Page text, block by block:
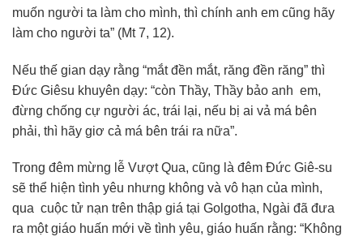
muốn người ta làm cho mình, thì chính anh em cũng hãy
làm cho người ta” (Mt 7, 12).
Nếu thế gian dạy rằng “mắt đền mắt, răng đền răng” thì
Đức Giêsu khuyên dạy: “còn Thầy, Thầy bảo anh em,
đừng chống cự người ác, trái lại, nếu bị ai vả má bên
phải, thì hãy giơ cả má bên trái ra nữa”.
Trong đêm mừng lễ Vượt Qua, cũng là đêm Đức Giê-su
sẽ thể hiện tình yêu nhưng không và vô hạn của mình,
qua cuộc tử nạn trên thập giá tại Golgotha, Ngài đã đưa
ra một giáo huấn mới về tình yêu, giáo huấn rằng: “Không